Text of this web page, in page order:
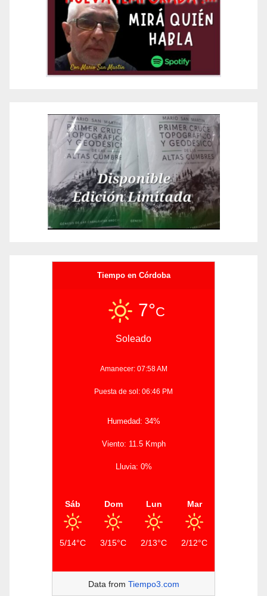
Tiempo en Córdoba
7°C
Soleado
Amanecer: 07:58 AM
Puesta de sol: 06:46 PM
Humedad: 34%
Viento: 11.5 Kmph
Lluvia: 0%
Sáb
5/14°C
Dom
3/15°C
Lun
2/13°C
Mar
2/12°C
Data from Tiempo3.com